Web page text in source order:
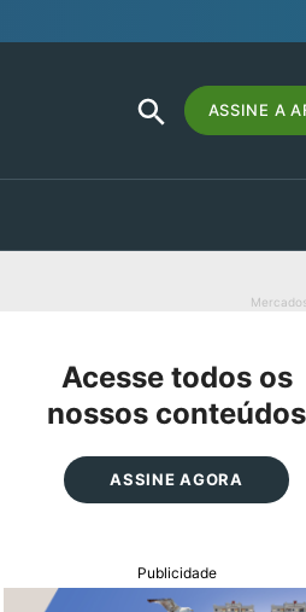
Search
for:
SEARCH
BUTTON
ASSINE A
Acesse todos os
nossos conteúdos
ASSINE AGORA
Publicidade